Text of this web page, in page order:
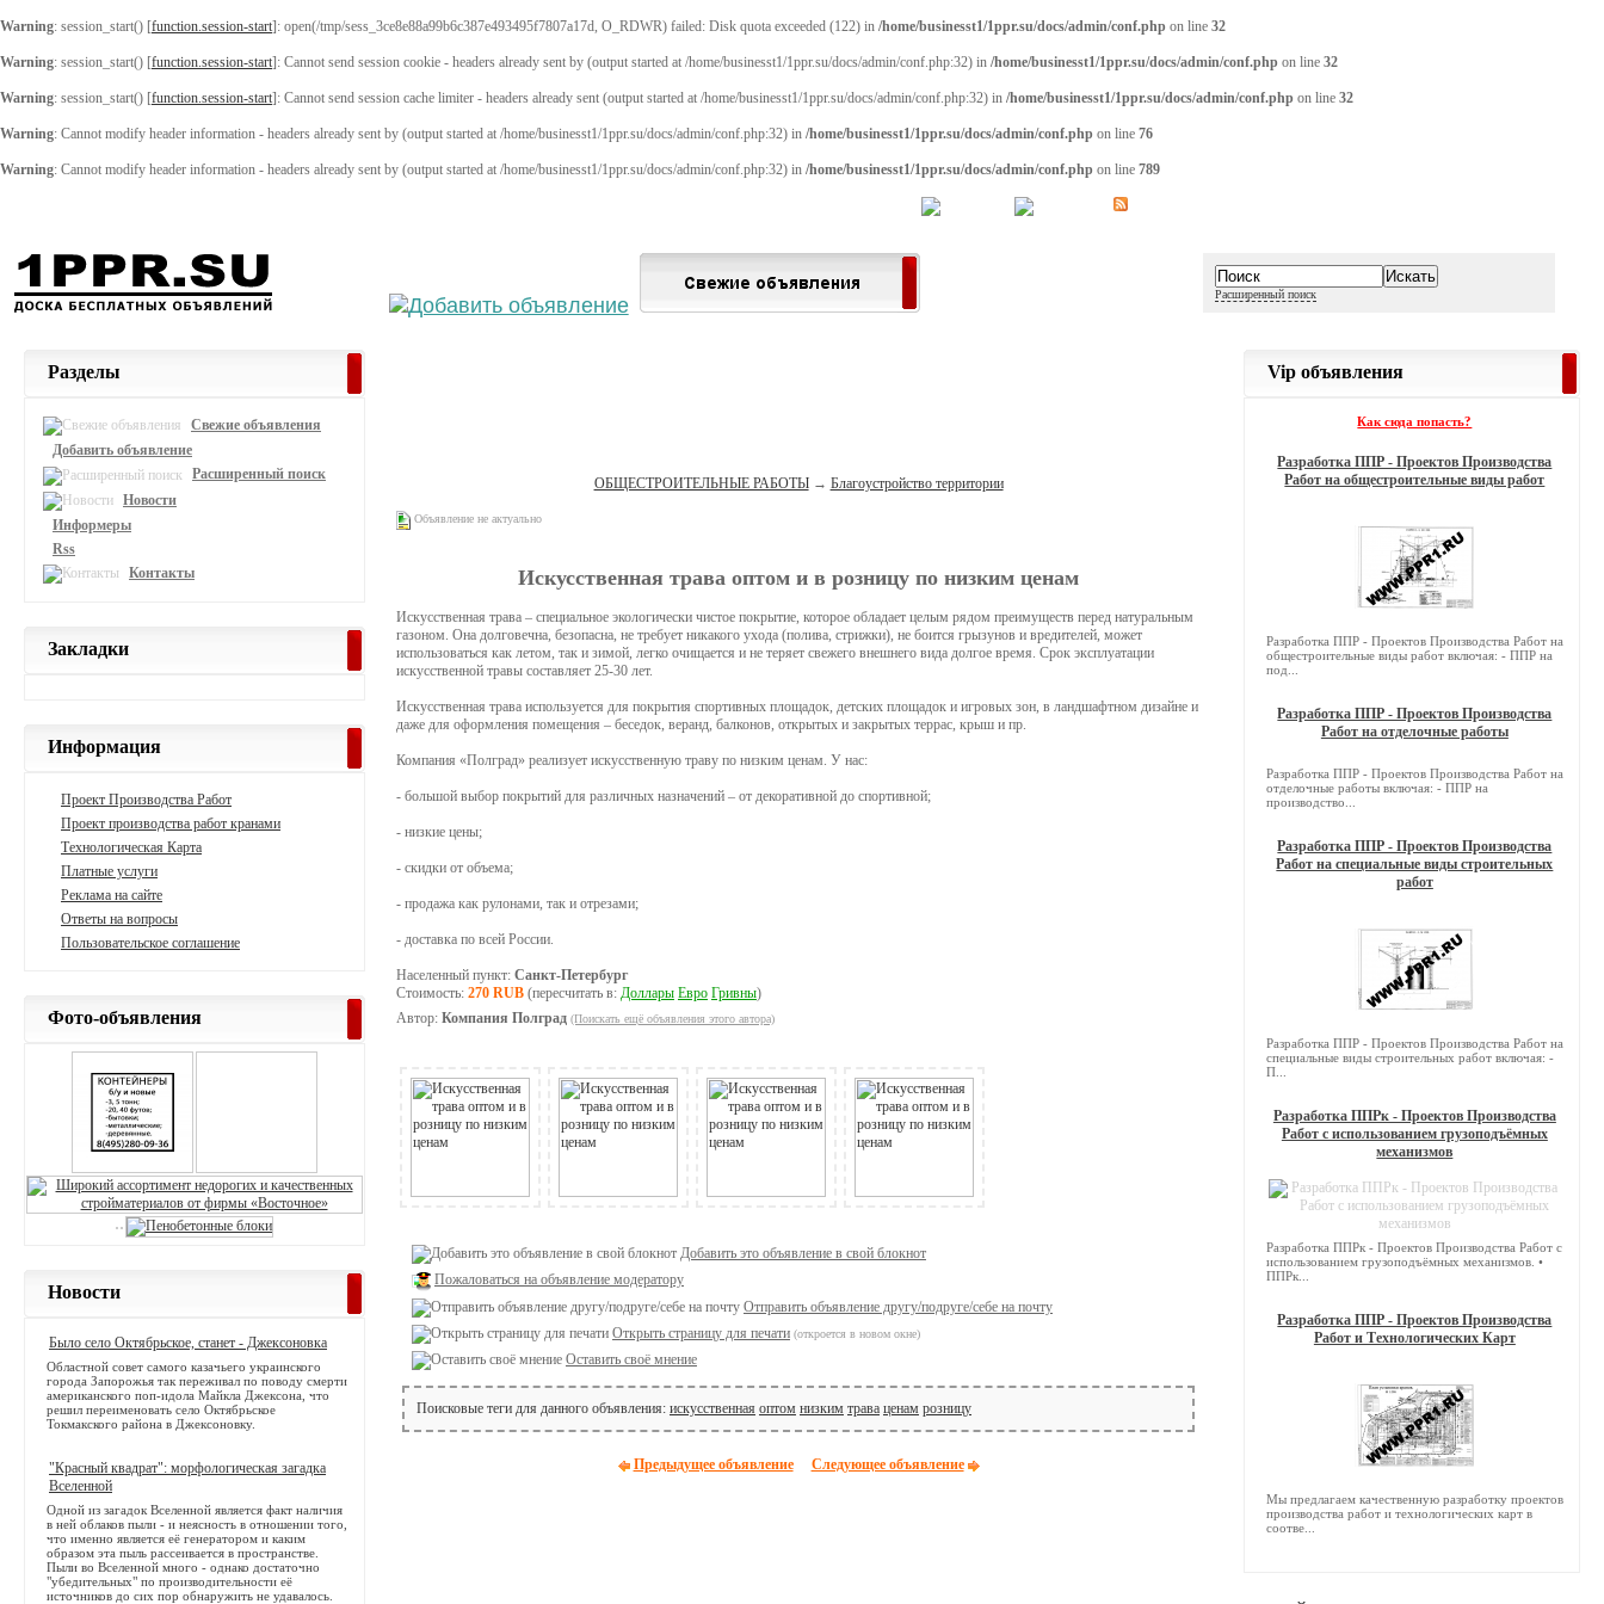
Warning: session_start() [function.session-start]: open(/tmp/sess_3ce8e88a99b6c387e493495f7807a17d, O_RDWR) failed: Disk quota exceeded (122) in /home/businesst1/1ppr.su/docs/admin/conf.php on line 32
Warning: session_start() [function.session-start]: Cannot send session cookie - headers already sent by (output started at /home/businesst1/1ppr.su/docs/admin/conf.php:32) in /home/businesst1/1ppr.su/docs/admin/conf.php on line 32
Warning: session_start() [function.session-start]: Cannot send session cache limiter - headers already sent (output started at /home/businesst1/1ppr.su/docs/admin/conf.php:32) in /home/businesst1/1ppr.su/docs/admin/conf.php on line 32
Warning: Cannot modify header information - headers already sent by (output started at /home/businesst1/1ppr.su/docs/admin/conf.php:32) in /home/businesst1/1ppr.su/docs/admin/conf.php on line 76
Warning: Cannot modify header information - headers already sent by (output started at /home/businesst1/1ppr.su/docs/admin/conf.php:32) in /home/businesst1/1ppr.su/docs/admin/conf.php on line 789
Расширенный поиск
ОБЩЕСТРОИТЕЛЬНЫЕ РАБОТЫ→ Благоустройство территории
Объявление не актуально
Искусственная трава оптом и в розницу по низким ценам
Искусственная трава – специальное экологически чистое покрытие, которое обладает целым рядом преимуществ перед натуральным
газоном. Она долговечна, безопасна, не требует никакого ухода (полива, стрижки), не боится грызунов и вредителей, может
использоваться как летом, так и зимой, легко очищается и не теряет свежего внешнего вида долгое время. Срок эксплуатации
искусственной травы составляет 25-30 лет.
Искусственная трава используется для покрытия спортивных площадок, детских площадок и игровых зон, в ландшафтном дизайне и
даже для оформления помещения – беседок, веранд, балконов, открытых и закрытых террас, крыш и пр.
Компания «Полград» реализует искусственную траву по низким ценам. У нас:
- большой выбор покрытий для различных назначений – от декоративной до спортивной;
- низкие цены;
- скидки от объема;
- продажа как рулонами, так и отрезами;
- доставка по всей России.
Населенный пункт: Санкт-Петербург
Стоимость: 270 RUB(пересчитать в: Доллары Евро Гривны)
Автор: Компания Полград (Поискать ещё объявления этого автора)
Добавить это объявление в свой блокнот
Пожаловаться на объявление модератору
Отправить объявление другу/подруге/себе на почту
Открыть страницу для печати (откроется в новом окне)
Оставить своё мнение
Поисковые теги для данного объявления: искусственная оптом низким трава ценам розницу
Предыдущее объявление Следующее объявление
Разделы
Свежие объявления
Добавить объявление
Расширенный поиск
Новости
Информеры
Rss
Контакты
Закладки
Информация
Проект Производства Работ
Проект производства работ кранами
Технологическая Карта
Платные услуги
Реклама на сайте
Ответы на вопросы
Пользовательское соглашение
Фото-объявления
Новости
Было село Октябрьское, станет - Джексоновка
Областной совет самого казачьего украинского
города Запорожья так переживал по поводу смерти
американского поп-идола Майкла Джексона, что
решил переименовать село Октябрьское
Токмакского района в Джексоновку.
"Красный квадрат": морфологическая загадка
Вселенной
Одной из загадок Вселенной является факт наличия
в ней облаков пыли - и неясность в отношении того,
что именно является её генератором и каким
образом эта пыль рассеивается в пространстве.
Пыли во Вселенной много - однако достаточно
"убедительных" по производительности её
источников до сих пор обнаружить не удавалось.
Vip объявления
Как сюда попасть?
Разработка ППР - Проектов Производства
Работ на общестроительные виды работ
Разработка ППР - Проектов Производства Работ на
общестроительные виды работ включая: - ППР на
под...
Разработка ППР - Проектов Производства
Работ на отделочные работы
Разработка ППР - Проектов Производства Работ на
отделочные работы включая: - ППР на
производство...
Разработка ППР - Проектов Производства
Работ на специальные виды строительных
работ
Разработка ППР - Проектов Производства Работ на
специальные виды строительных работ включая: -
П...
Разработка ППРк - Проектов Производства
Работ с использованием грузоподъёмных
механизмов
Разработка ППРк - Проектов Производства Работ с
использованием грузоподъёмных механизмов. •
ППРк...
Разработка ППР - Проектов Производства
Работ и Технологических Карт
Мы предлагаем качественную разработку проектов
производства работ и технологических карт в
соотве...